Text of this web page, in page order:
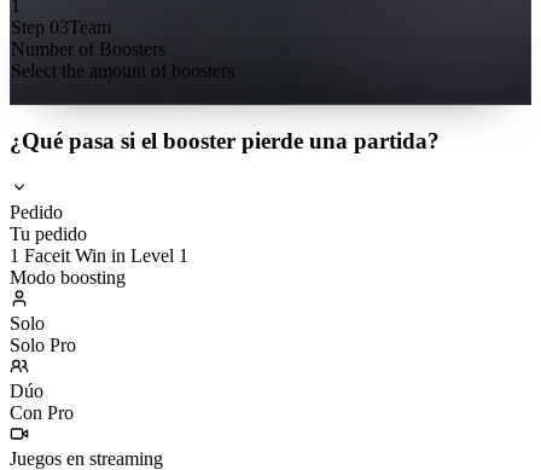
1
Step 03Team
Number of Boosters
Select the amount of boosters
¿Qué pasa si el booster pierde una partida?
Pedido
Tu pedido
1 Faceit Win in Level 1
Modo boosting
Solo
Solo Pro
Dúo
Con Pro
Juegos en streaming